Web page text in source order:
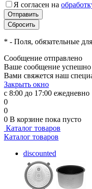
Я согласен на
* - Поля, обязательные
Сообщение отправлено
Ваше сообщение
Вами свяжется наш
Закрыть окно
с 8:00 до 17:00 ежедневно
0
0
0 В корзине пока пусто
Каталог товаров
Каталог товаров
discounted